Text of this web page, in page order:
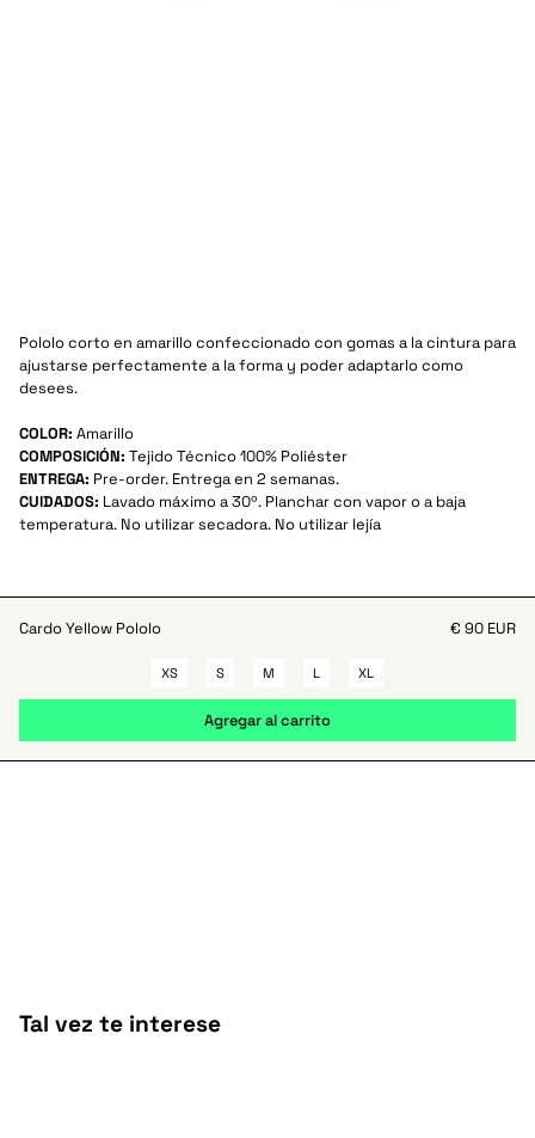
Pololo corto en amarillo confeccionado con gomas a la cintura para
ajustarse perfectamente a la forma y poder adaptarlo como
desees.
COLOR: Amarillo
COMPOSICIÓN: Tejido Técnico 100% Poliéster
ENTREGA: Pre-order. Entrega en 2 semanas.
CUIDADOS: Lavado máximo a 30º. Planchar con vapor o a baja
temperatura. No utilizar secadora. No utilizar lejía
Cardo Yellow Pololo € 90 EUR
XS S M L XL
Tal vez te interese